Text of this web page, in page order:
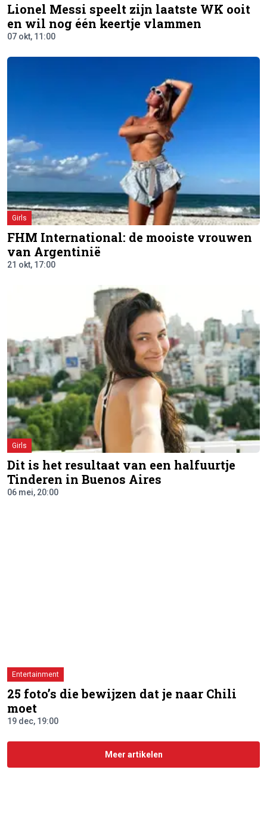
Lionel Messi speelt zijn laatste WK ooit
en wil nog één keertje vlammen
07 okt, 11:00
Girls
FHM International: de mooiste vrouwen
van Argentinië
21 okt, 17:00
Girls
Dit is het resultaat van een halfuurtje
Tinderen in Buenos Aires
06 mei, 20:00
Entertainment
25 foto’s die bewijzen dat je naar Chili
moet
19 dec, 19:00
Meer artikelen